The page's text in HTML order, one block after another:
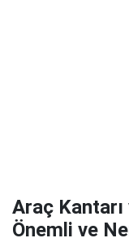
Araç Kantarı
Önemli ve